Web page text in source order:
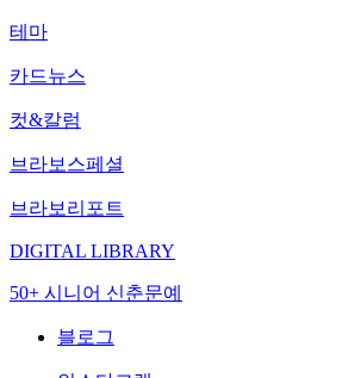
테마
카드뉴스
컷&칼럼
브라보스페셜
브라보리포트
DIGITAL LIBRARY
50+ 시니어 신춘문예
블로그